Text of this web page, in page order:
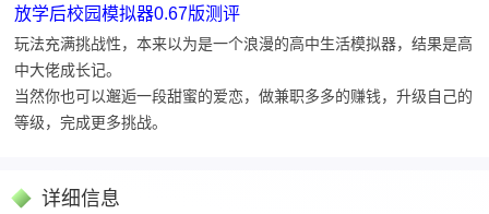
放学后校园模拟器0.67版测评
玩法充满挑战性，本来以为是一个浪漫的高中生活模拟器，结果是高
中大佬成长记。
当然你也可以邂逅一段甜蜜的爱恋，做兼职多多的赚钱，升级自己的
等级，完成更多挑战。
详细信息